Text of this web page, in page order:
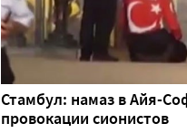
Стамбул: намаз в Айя-
провокации сионистов